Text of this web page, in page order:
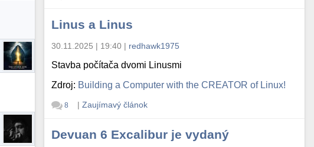
Linus a Linus
30.11.2025 | 19:40 | redhawk1975
Stavba počítača dvomi Linusmi
Zdroj: Building a Computer with the CREATOR of Linux!
8 | Zaujímavý článok
Devuan 6 Excalibur je vydaný